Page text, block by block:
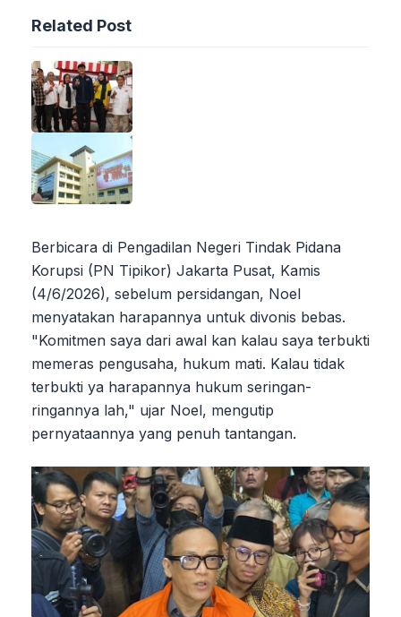
Related Post
Berbicara di Pengadilan Negeri Tindak Pidana
Korupsi (PN Tipikor) Jakarta Pusat, Kamis
(4/6/2026), sebelum persidangan, Noel
menyatakan harapannya untuk divonis bebas.
"Komitmen saya dari awal kan kalau saya terbukti
memeras pengusaha, hukum mati. Kalau tidak
terbukti ya harapannya hukum seringan-
ringannya lah," ujar Noel, mengutip
pernyataannya yang penuh tantangan.